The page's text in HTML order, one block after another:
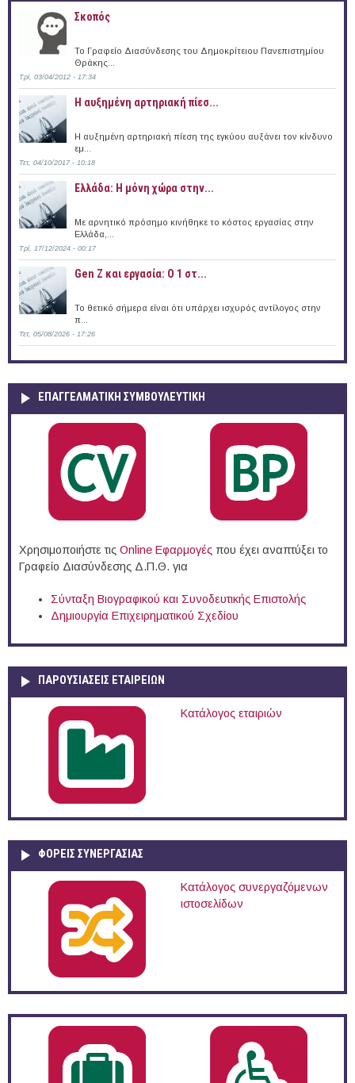
Σκοπός
Το Γραφείο Διασύνδεσης του Δημοκρίτειου Πανεπιστημίου
Θράκης...
Τρί, 03/04/2012 - 17:34
Η αυξημένη αρτηριακή πίεσ...
Η αυξημένη αρτηριακή πίεση της εγκύου αυξάνει τον κίνδυνο
εμ...
Τετ, 04/10/2017 - 10:18
Ελλάδα: Η μόνη χώρα στην...
Με αρνητικό πρόσημο κινήθηκε το κόστος εργασίας στην
Ελλάδα,...
Τρί, 17/12/2024 - 00:17
Gen Z και εργασία: Ο 1 στ...
Το θετικό σήμερα είναι ότι υπάρχει ισχυρός αντίλογος στην
π...
Τετ, 05/08/2026 - 17:26
ΕΠΑΓΓΕΛΜΑΤΙΚΉ ΣΥΜΒΟΥΛΕΥΤΙΚΉ
Χρησιμοποιήστε τις Online Eφαρμογές που έχει αναπτύξει το
Γραφείο Διασύνδεσης Δ.Π.Θ. για
Σύνταξη Βιογραφικού και Συνοδευτικής Επιστολής
Δημιουργία Επιχειρηματικού Σχεδίου
ΠΑΡΟΥΣΙΆΣΕΙΣ ΕΤΑΙΡΕΙΏΝ
Κατάλογος εταιριών
ΦΟΡΕΙΣ ΣΥΝΕΡΓΑΣΙΑΣ
Κατάλογος συνεργαζόμενων
ιστοσελίδων